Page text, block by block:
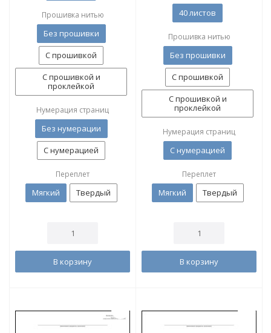
Прошивка нитью
Без прошивки
С прошивкой
С прошивкой и
проклейкой
Нумерация страниц
Без нумерации
С нумерацией
Переплет
Мягкий Твердый
В корзину
40 листов
Прошивка нитью
Без прошивки
С прошивкой
С прошивкой и
проклейкой
Нумерация страниц
С нумерацией
Переплет
Мягкий Твердый
В корзину